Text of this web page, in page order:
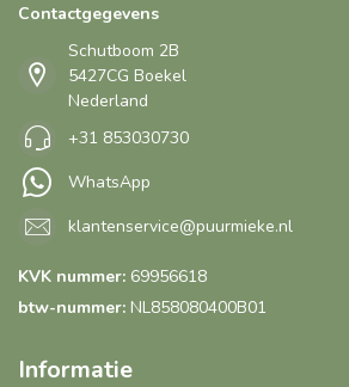
Contactgegevens
Schutboom 2B
5427CG Boekel
Nederland
+31 853030730
WhatsApp
klantenservice@puurmieke.nl
KVK nummer: 69956618
btw-nummer: NL858080400B01
Informatie